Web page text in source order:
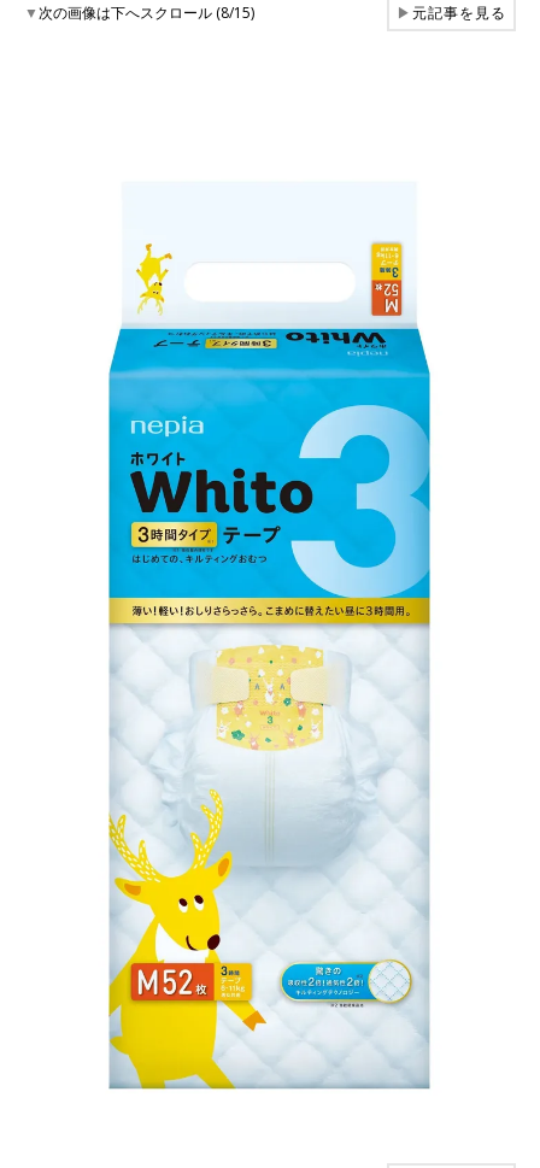
▼次の画像は下へスクロール (8/15) ▶元記事を見る